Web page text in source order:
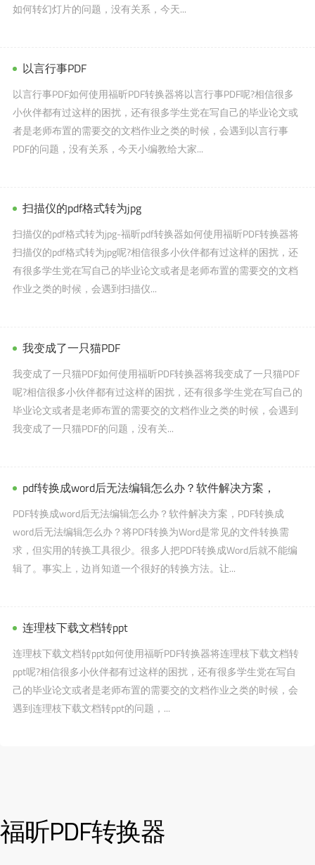
如何转幻灯片的问题，没有关系，今天...
以言行事PDF
以言行事PDF如何使用福昕PDF转换器将以言行事PDF呢?相信很多
小伙伴都有过这样的困扰，还有很多学生党在写自己的毕业论文或
者是老师布置的需要交的文档作业之类的时候，会遇到以言行事
PDF的问题，没有关系，今天小编教给大家...
扫描仪的pdf格式转为jpg
扫描仪的pdf格式转为jpg-福昕pdf转换器如何使用福昕PDF转换器将
扫描仪的pdf格式转为jpg呢?相信很多小伙伴都有过这样的困扰，还
有很多学生党在写自己的毕业论文或者是老师布置的需要交的文档
作业之类的时候，会遇到扫描仪...
我变成了一只猫PDF
我变成了一只猫PDF如何使用福昕PDF转换器将我变成了一只猫PDF
呢?相信很多小伙伴都有过这样的困扰，还有很多学生党在写自己的
毕业论文或者是老师布置的需要交的文档作业之类的时候，会遇到
我变成了一只猫PDF的问题，没有关...
pdf转换成word后无法编辑怎么办？软件解决方案，
PDF转换成word后无法编辑怎么办？软件解决方案，PDF转换成
word后无法编辑怎么办？将PDF转换为Word是常见的文件转换需
求，但实用的转换工具很少。很多人把PDF转换成Word后就不能编
辑了。事实上，边肖知道一个很好的转换方法。让...
连理枝下载文档转ppt
连理枝下载文档转ppt如何使用福昕PDF转换器将连理枝下载文档转
ppt呢?相信很多小伙伴都有过这样的困扰，还有很多学生党在写自
己的毕业论文或者是老师布置的需要交的文档作业之类的时候，会
遇到连理枝下载文档转ppt的问题，...
福昕PDF转换器